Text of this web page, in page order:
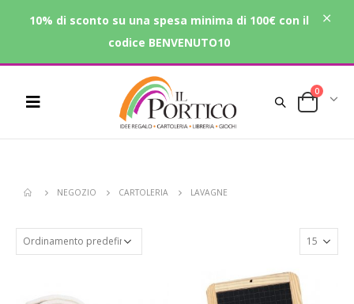
0
NEGOZIO CARTOLERIA LAVAGNE
10% di sconto su una spesa minima di 100€ con il
codice BENVENUTO10